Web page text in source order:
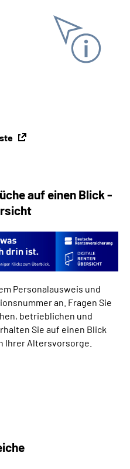
auf einen Blick -
Personalausweis und
an. Fragen Sie
betrieblichen und
Sie auf einen Blick
Ihrer Altersvorsorge.